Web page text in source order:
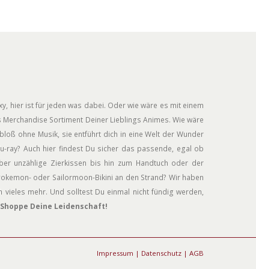
hier ist für jeden was dabei. Oder wie wäre es mit einem
Sortiment Deiner Lieblings Animes. Wie wäre
ohne Musik, sie entführt dich in eine Welt der Wunder
ray? Auch hier findest Du sicher das passende, egal ob
unzählige Zierkissen bis hin zum Handtuch oder der
oder Sailormoon-Bikini an den Strand? Wir haben
vieles mehr. Und solltest Du einmal nicht fündig werden,
Deine Leidenschaft!
Impressum | Datenschutz | AGB